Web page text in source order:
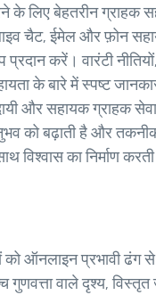
के लिए बेहतरीन ग्राहक
चैट, ईमेल और फ़ोन
प्रदान करें। वारंटी
के बारे में स्पष्ट
और सहायक ग्राहक
को बढ़ाती है और
विश्वास का निर्माण
को ऑनलाइन प्रभावी ढंग से
वाले दृश्य,